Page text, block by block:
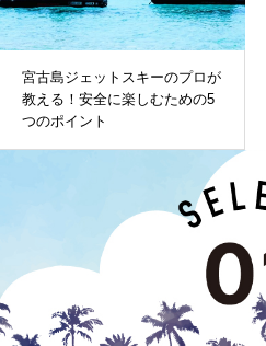
宮古島ジェットスキーのプロが
教える！安全に楽しむための5
つのポイント